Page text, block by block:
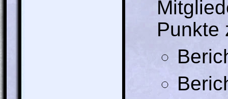
Punkte